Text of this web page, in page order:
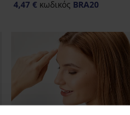
4,47 €κωδικός BRA20